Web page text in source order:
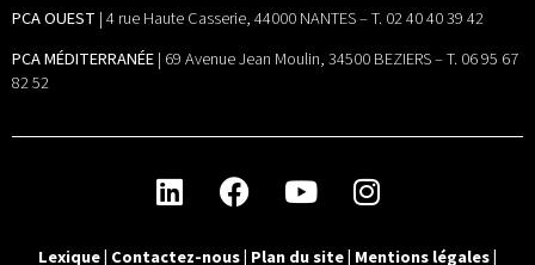
PCA OUEST | 4 rue Haute Casserie, 44000 NANTES – T. 02 40 40 39 42
PCA MÉDITERRANÉE| 69 Avenue Jean Moulin, 34500 BEZIERS – T. 06 95 67
82 52
Lexique Contactez-nous Plan du site Mentions légales